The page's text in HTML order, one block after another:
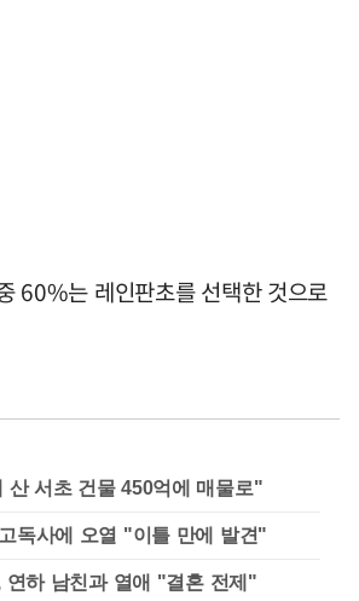
60%는 레인판초를 선택한 것으로
산 서초 건물 450억에 매물로"
독사에 오열 "이틀 만에 발견"
연하 남친과 열애 "결혼 전제"